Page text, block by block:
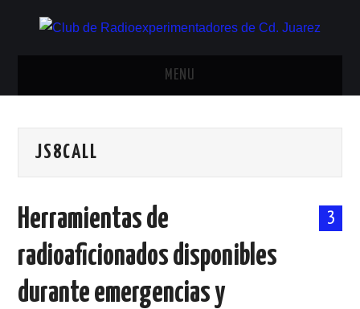
MENU
ANTENAS Y ACCESORIOS
BANDA CIVIL
CONTACTO
JS8CALL
3
Herramientas de
radioaficionados disponibles
durante emergencias y